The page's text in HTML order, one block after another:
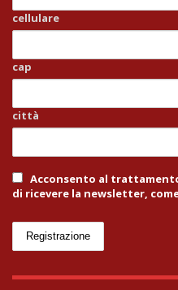
cellulare
cap
città
Acconsento al
di ricevere la newsletter,